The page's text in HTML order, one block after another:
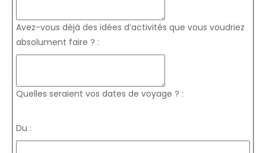
Avez-vous déjà des idées d’activités que vous voudriez
absolument faire ? :
Quelles seraient vos dates de voyage ? :
Du :